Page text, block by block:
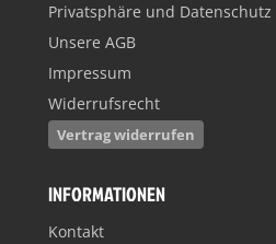
Privatsphäre und Datenschutz
Unsere AGB
Impressum
Widerrufsrecht
Vertrag widerrufen
INFORMATIONEN
Kontakt